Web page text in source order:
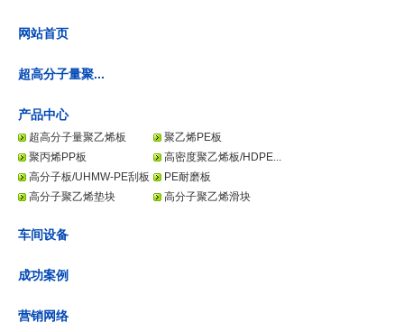
网站首页
超高分子量聚...
产品中心
超高分子量聚乙烯板
聚乙烯PE板
聚丙烯PP板
高密度聚乙烯板/HDPE...
高分子板/UHMW-PE刮板
PE耐磨板
高分子聚乙烯垫块
高分子聚乙烯滑块
车间设备
成功案例
营销网络